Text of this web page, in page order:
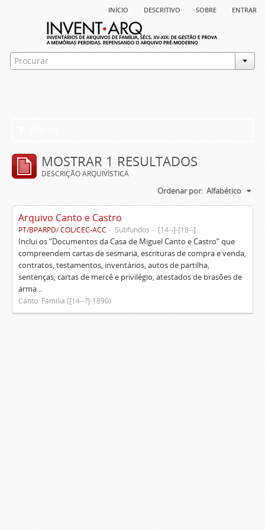
início descritivo sobre entrar
MOSTRAR 1 RESULTADOS
DESCRIÇÃO ARQUIVÍSTICA
Ordenar por: Alfabético
Arquivo Canto e Castro
PT/BPARPD/ COL/CEC-ACC Subfundos [14--]-[18--]
Inclui os “Documentos da Casa de Miguel Canto e Castro” que
compreendem cartas de sesmaria, escrituras de compra e venda,
contratos, testamentos, inventários, autos de partilha,
sentenças, cartas de mercê e privilégio, atestados de brasões de
arma...
Canto. Família ([14--?]-1890)